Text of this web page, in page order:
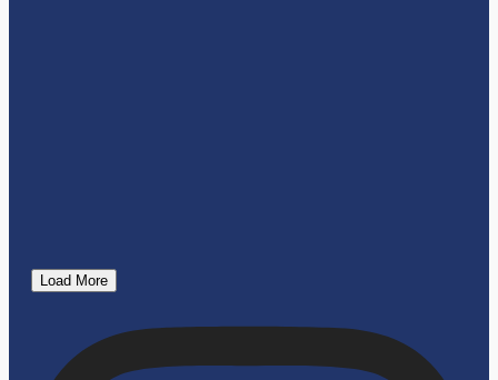
Load More